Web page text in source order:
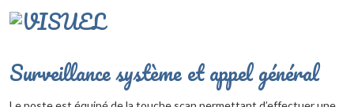
Surveillance système et appel général